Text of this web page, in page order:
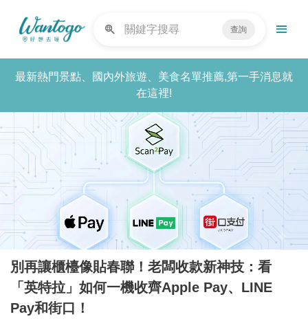
查詢
最新熱門景點、國內外旅遊、美食名單推薦,第一手消息就
在這裡!
別再讓櫃檯像貼春聯！老闆收款新神技：看
「英特拉」如何一機收齊Apple Pay、LINE
Pay和街口！